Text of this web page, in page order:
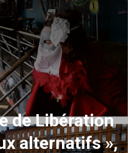
de Libération
alternatifs »,